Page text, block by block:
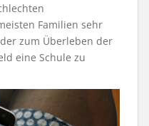
Familien sehr
zum Überleben der
eine Schule zu